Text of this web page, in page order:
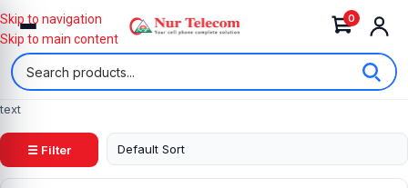
0
Skip to navigation
Skip to main content
text
☰ Filter